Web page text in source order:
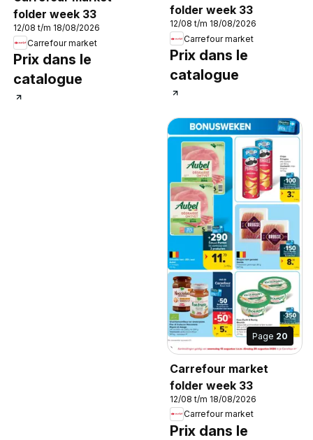
folder week 33
12/08 t/m 18/08/2026
Carrefour market
Prix dans le
catalogue
folder week 33
12/08 t/m 18/08/2026
Carrefour market
Prix dans le
catalogue
Page 20
Carrefour market
folder week 33
12/08 t/m 18/08/2026
Carrefour market
Prix dans le